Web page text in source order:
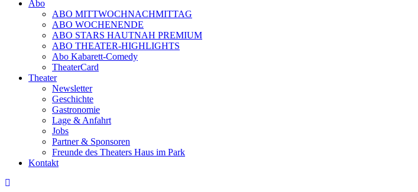
Abo
ABO MITTWOCHNACHMITTAG
ABO WOCHENENDE
ABO STARS HAUTNAH PREMIUM
ABO THEATER-HIGHLIGHTS
Abo Kabarett-Comedy
TheaterCard
Theater
Newsletter
Geschichte
Gastronomie
Lage & Anfahrt
Jobs
Partner & Sponsoren
Freunde des Theaters Haus im Park
Kontakt